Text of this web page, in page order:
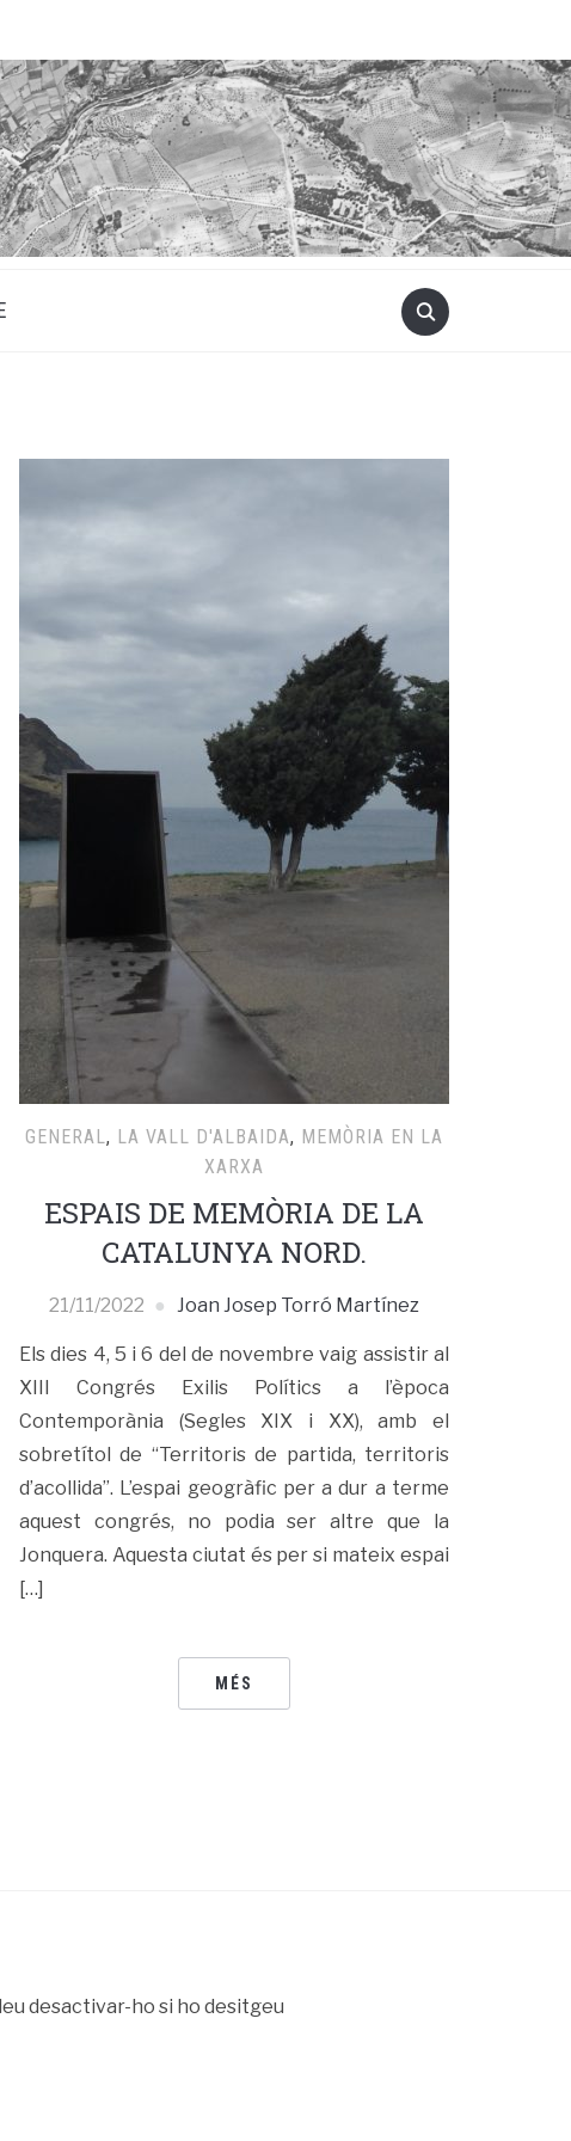
GENERAL, LA VALL D'ALBAIDA, MEMÒRIA EN LA
XARXA
ESPAIS DE MEMÒRIA DE LA
CATALUNYA NORD.
21/11/2022 Joan Josep Torró Martínez
Els dies 4, 5 i 6 del de novembre vaig assistir al
XIII Congrés Exilis Polítics a l’època
Contemporània (Segles XIX i XX), amb el
sobretítol de “Territoris de partida, territoris
d’acollida”. L’espai geogràfic per a dur a terme
aquest congrés, no podia ser altre que la
Jonquera. Aquesta ciutat és per si mateix espai
[…]
MÉS
desactivar-ho si ho desitgeu